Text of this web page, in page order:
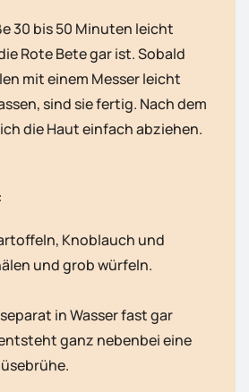
30 bis 50 Minuten leicht
Rote Bete gar ist. Sobald
mit einem Messer leicht
sind sie fertig. Nach dem
die Haut einfach abziehen.
Knoblauch und
und grob würfeln.
in Wasser fast gar
ganz nebenbei eine